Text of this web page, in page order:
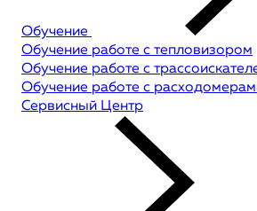
Обучение
Обучение работе с тепловизором
Обучение работе с
Обучение работе с
Сервисный Центр